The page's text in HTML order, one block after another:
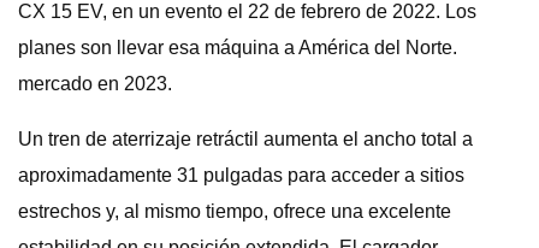
CX 15 EV, en un evento el 22 de febrero de 2022. Los
planes son llevar esa máquina a América del Norte.
mercado en 2023.
Un tren de aterrizaje retráctil aumenta el ancho total a
aproximadamente 31 pulgadas para acceder a sitios
estrechos y, al mismo tiempo, ofrece una excelente